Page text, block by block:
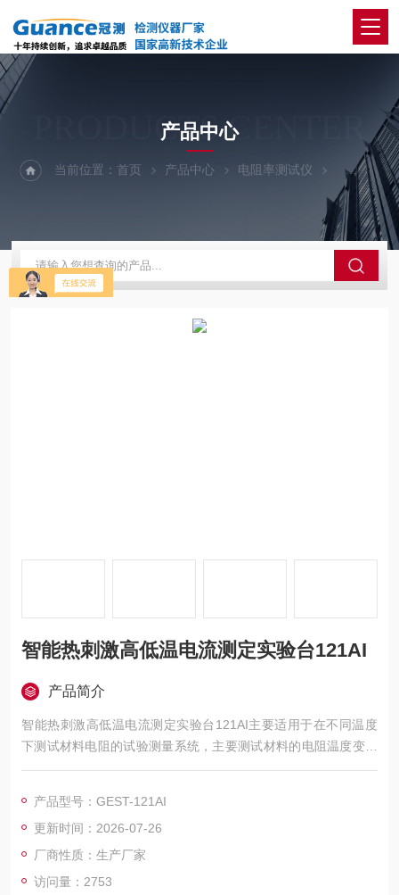
PRODUCTS CENTER
产品中心
当前位置：首页 产品中心 电阻率测试仪 121A1-热
智能热刺激高低温电流测定实验台121AI
产品简介
智能热刺激高低温电流测定实验台121AI主要适用于在不同温度
下测试材料电阻的试验测量系统，主要测试材料的电阻温度变化
关系。仪器测试流程自动化实现和完成，并可以保存和导出试验
产品型号：GEST-121AI
更新时间：2026-07-26
厂商性质：生产厂家
访问量：2753